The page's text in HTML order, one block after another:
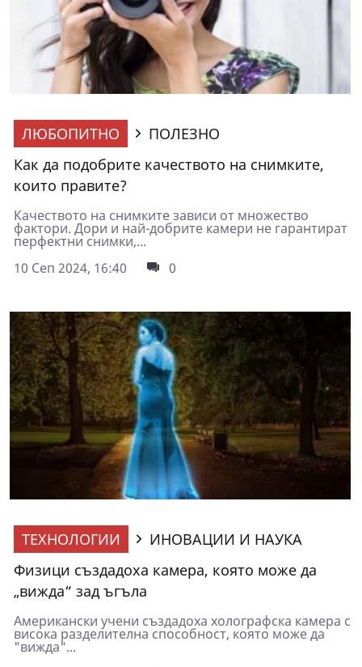
ЛЮБОПИТНО
ПОЛЕЗНО
Как да подобрите качеството на снимките,
които правите?
Качеството на снимките зависи от множество
фактори. Дори и най-добрите камери не гарантират
перфектни снимки,...
10 Сеп 2024, 16:40
0
ТЕХНОЛОГИИ
ИНОВАЦИИ И НАУКА
Физици създадоха камера, която може да
„вижда“ зад ъгъла
Американски учени създадоха холографска камера с
висока разделителна способност, която може да
"вижда"...